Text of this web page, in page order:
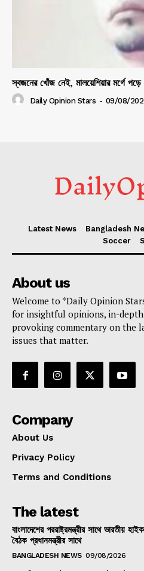
স্বজনের খোঁজ নেই, মালয়েশিয়ার মর্গে
Daily Opinion Stars - 09/08/
Latest News Bangladesh
Soccer
About us
Welcome to *Daily Opinion
for insightful opinions, in-
provoking commentary on the
issues that matter.
Company
About Us
Privacy Policy
Terms and Conditions
The latest
বাংলাদেশের পররাষ্ট্রমন্ত্রীর সাথে ভারতীয়
বৈঠক প্রধানমন্ত্রীর সাথে
BANGLADESH NEWS 09/08/2026